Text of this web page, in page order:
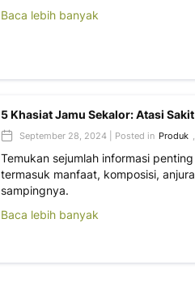
Baca lebih banyak
5 Khasiat Jamu Sekalor: Atasi
September 28, 2024 | Posted in Produk ,
Temukan sejumlah informasi
termasuk manfaat, komposisi,
sampingnya.
Baca lebih banyak